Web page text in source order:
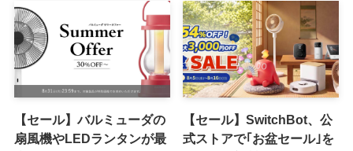
フに
【セール】バルミューダの
扇風機やLEDランタンが最
【セール】SwitchBot、公
式ストアで｢お盆セール｣を